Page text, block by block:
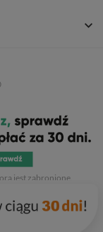
przetwarzanie,
jest zabronione.